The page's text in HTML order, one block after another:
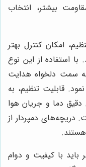
بیشتر، انتخاب
امکان کنترل بهتر
استفاده از این نوع
سمت دلخواه هدایت
قابلیت تنظیم، به
دقیق دما و جریان هوا
دریچه‌های دمپردار از
باید با کیفیت و دوام